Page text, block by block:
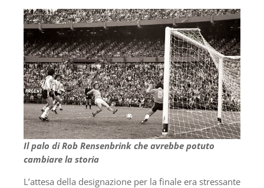
Il palo di Rob Rensenbrink che avrebbe potuto
cambiare la storia
L’attesa della designazione per la finale era stressante